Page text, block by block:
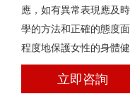
應，如有異常表現應及
學的方法和正確的態度
程度地保護女性的身體健
立即咨詢